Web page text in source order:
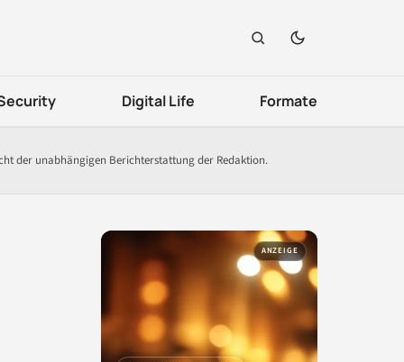
Digital Life Formate
der unabhängigen Berichterstattung der Redaktion.
ANZEIGE